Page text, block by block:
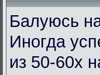
Балуюсь
Иногда
из 50-60х